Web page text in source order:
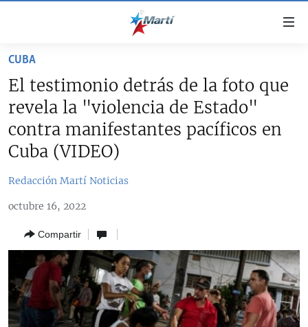
accesibilidad
contenido
principal
principal
búsqueda
CUBA
DERECHOS HUMANOS
SOBRE CUBA
ESTADOS UNIDOS
ESTADOS UNIDOS
AMÉRICA LATINA
OPINIÓN GRÁFICA
AUDIOVISUALES MARTÍ
RADIO MARTÍ
CUBA
El testimonio detrás de la foto que
revela la "violencia de Estado"
contra manifestantes pacíficos en
Cuba (VIDEO)
Redacción Martí Noticias
octubre 16, 2022
Compartir